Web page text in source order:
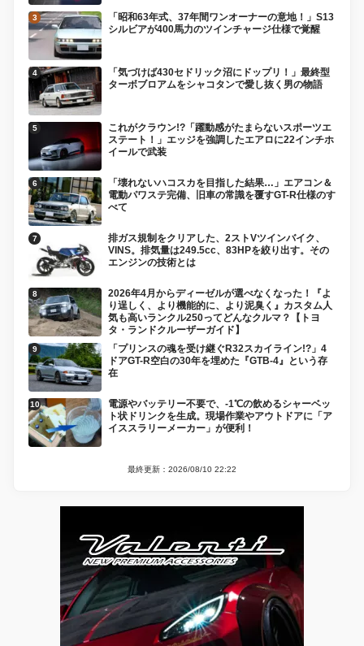
「昭和63年式、37年間ワンオーナーの意地！」S13
シルビアが400馬力のツインチャージ仕様で覚醒
「気づけば430セドリック沼にドップリ！」最終型
ターボブロアムをシャコタンで愛し抜く男の物語
これがクラウン!?「躍動感がたまらないスポーツエ
ステート！」エッジを強調したエアロに22インチホ
イールで武装
「壊れないハコスカを目指した結果…」エアコン＆
電動パワステ完備、旧車の常識を覆すGT-R仕様のす
べて
排ガス規制をクリアした、2ストVツインバイク、
VINS。排気量は249.5cc、83HPを絞り出す。その
エンジンの技術とは
2026年4月からディーゼルが選べなくなった！『よ
り逞しく、より機能的に、より泥臭く』カスタム人
気も高いランクル250ってどんなクルマ？【トヨ
タ・ランドクルーザーガイド】
「プリンスの魂を受け継ぐR32スカイライン!?」4
ドアGT-R空白の30年を埋めた『GTB-4』という存
在
電源やバッテリー不要で、-1℃の飲めるシャーベッ
ト状ドリンクを生成。現場作業やアウトドアに「ア
イススラリーメーカー」が便利！
最終更新：2026/08/10 22:22